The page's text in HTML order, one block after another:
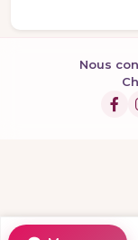
Nous